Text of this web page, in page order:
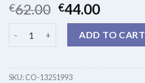
€62.00 €44.00
teufel koptelefoon quantity
ADD TO CART
SKU:CO-13251993